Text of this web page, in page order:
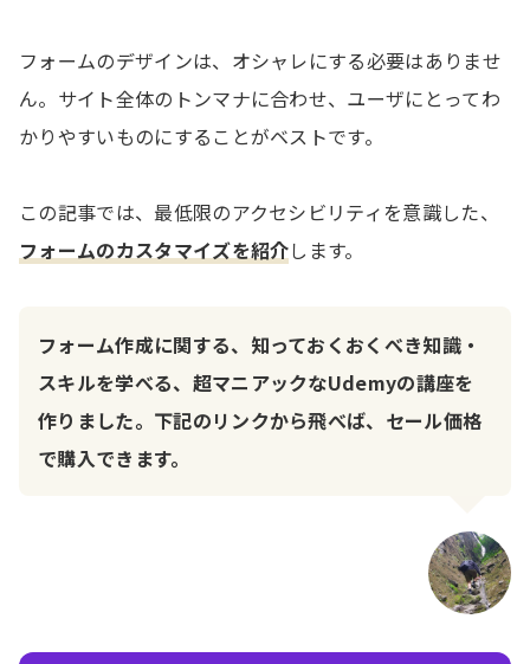
フォームのデザインは、オシャレにする必要はありませ
ん。サイト全体のトンマナに合わせ、ユーザにとってわ
かりやすいものにすることがベストです。
この記事では、最低限のアクセシビリティを意識した、
フォームのカスタマイズを紹介します。
フォーム作成に関する、知っておくおくべき知識・
スキルを学べる、超マニアックなUdemyの講座を
作りました。下記のリンクから飛べば、セール価格
で購入できます。